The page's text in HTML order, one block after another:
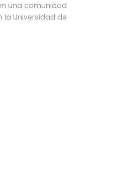
una comunidad
Universidad de